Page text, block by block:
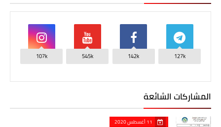
127k
142k
545k
107k
المشاركات الشائعة
11 أغسطس 2020